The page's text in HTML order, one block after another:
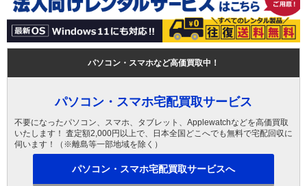
パソコン・スマホなど高価買取中！
パソコン・スマホ宅配買取サービス
不要になったパソコン、スマホ、タブレット、Applewatchなどを高価買取
いたします！ 査定額2,000円以上で、日本全国どこへでも無料で宅配回収に
伺います！（※離島等一部地域を除く）
パソコン・スマホ宅配買取サービスへ